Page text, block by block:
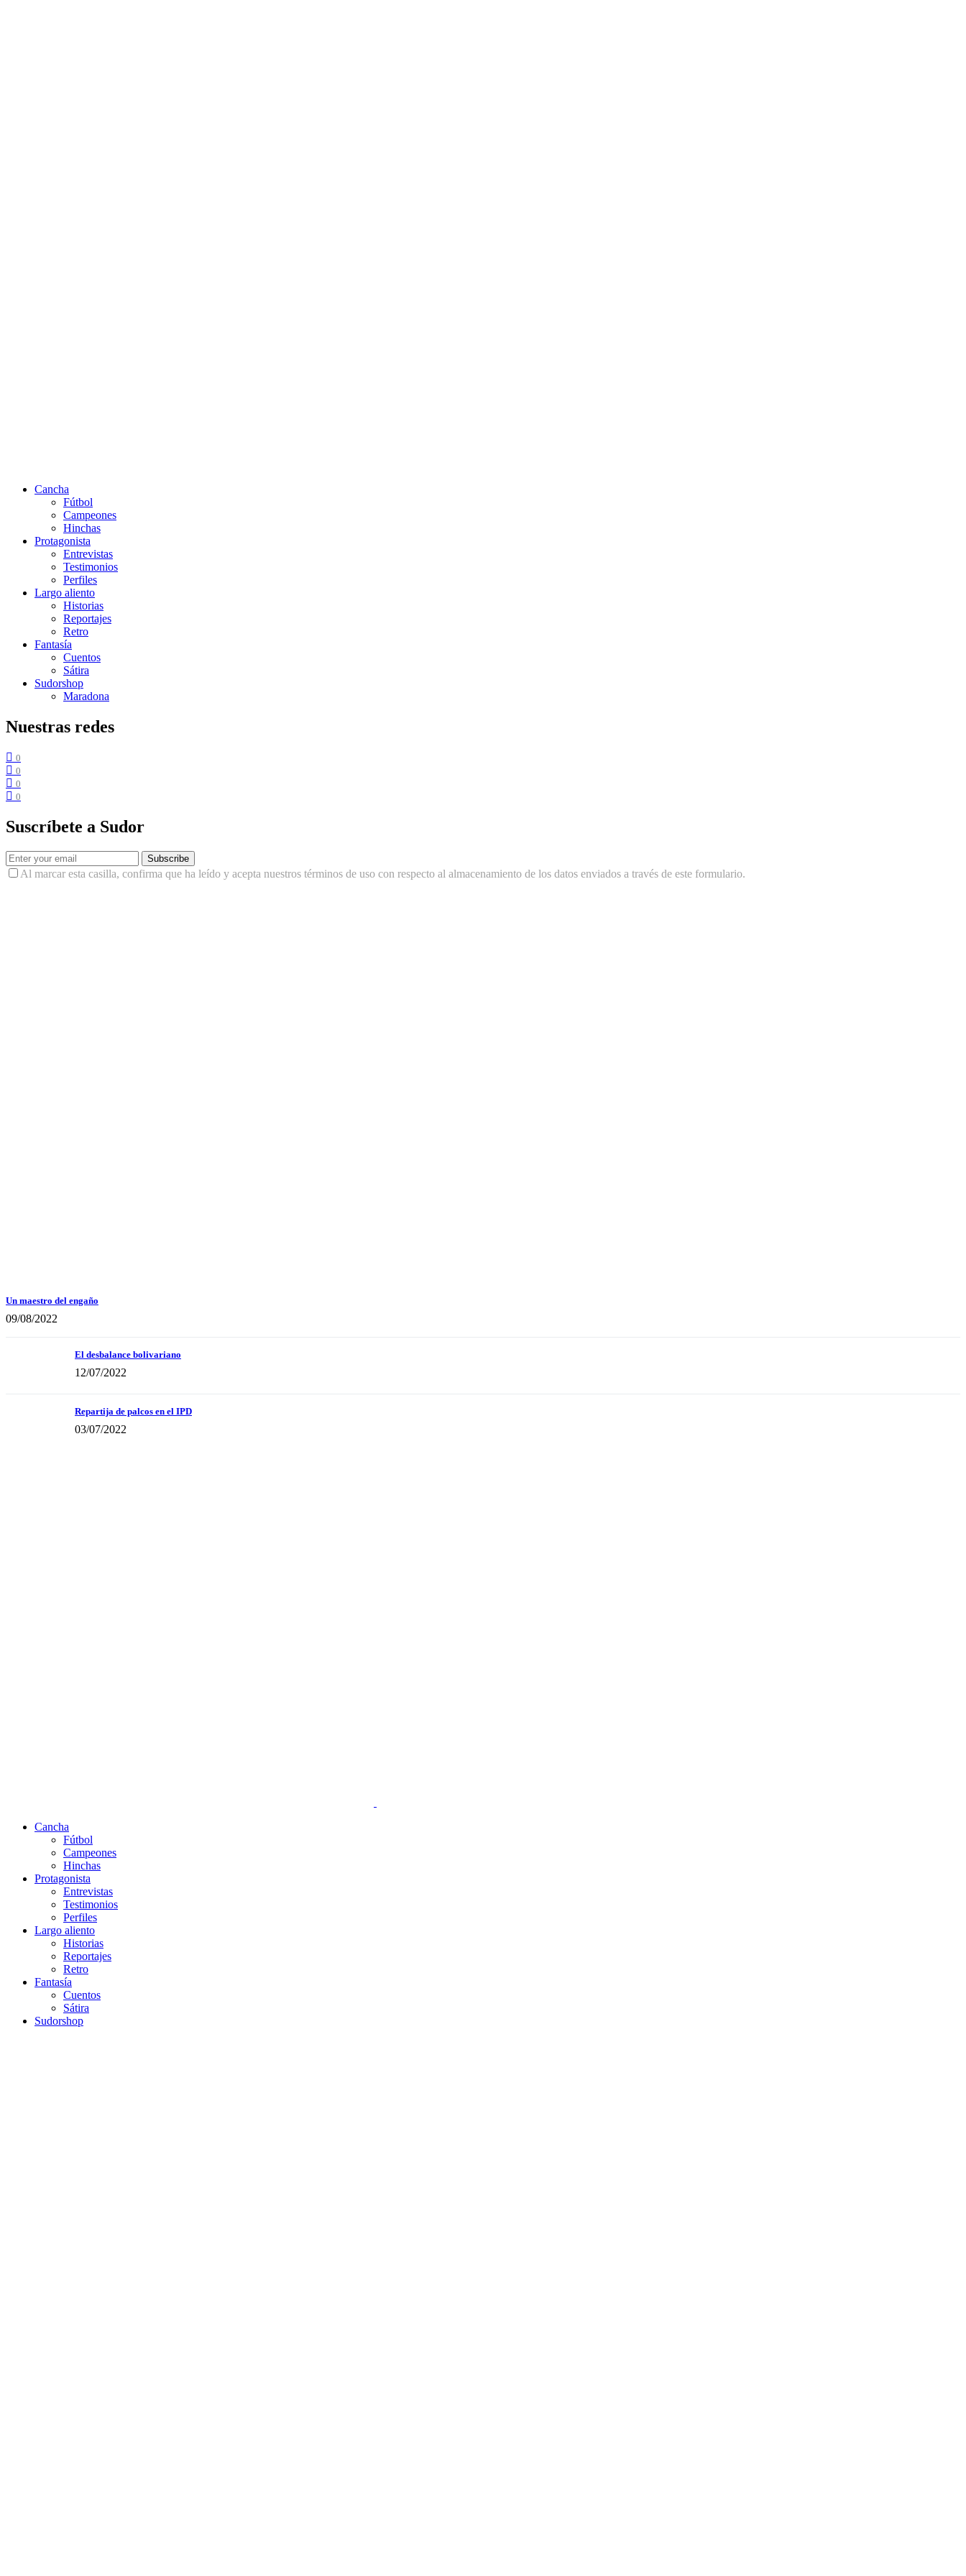
Cancha
Fútbol
Campeones
Hinchas
Protagonista
Entrevistas
Testimonios
Perfiles
Largo aliento
Historias
Reportajes
Retro
Fantasía
Cuentos
Sátira
Sudorshop
Maradona
Nuestras redes
0
0
0
0
Suscríbete a Sudor
Subscribe
Al marcar esta casilla, confirma que ha leído y acepta nuestros términos de uso con respecto al almacenamiento de los datos enviados a través de este formulario.
Un maestro del engaño
09/08/2022
El desbalance bolivariano
12/07/2022
Repartija de palcos en el IPD
03/07/2022
Cancha
Fútbol
Campeones
Hinchas
Protagonista
Entrevistas
Testimonios
Perfiles
Largo aliento
Historias
Reportajes
Retro
Fantasía
Cuentos
Sátira
Sudorshop